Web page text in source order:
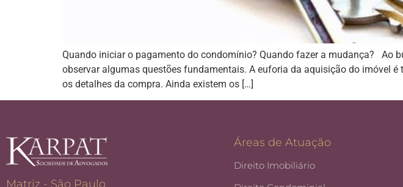
Quando iniciar o pagamento do condomínio? Quando fazer a mudança? Ao
observar algumas questões fundamentais. A euforia da aquisição do imóvel
os detalhes da compra. Ainda existem os […]
Matriz - São Paulo
Áreas de Atuação
Direito Imobiliário